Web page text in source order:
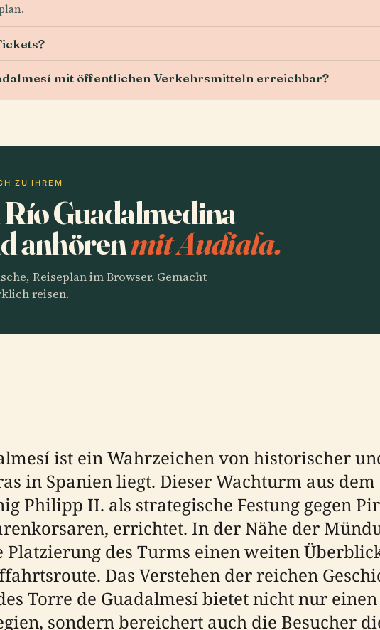
mit öffentlichen Verkehrsmitteln erreichbar?
ZU IHREM
Guadalmedina
anhörenmit Audiala.
Reiseplan im Browser. Gemacht
reisen.
ist ein Wahrzeichen von historischer
in Spanien liegt. Dieser Wachturm aus
Philipp II. als strategische Festung gegen
errichtet. In der Nähe der
Platzierung des Turms einen weiten
Das Verstehen der reichen
Torre de Guadalmesí bietet nicht nur
sondern bereichert auch die Besucher